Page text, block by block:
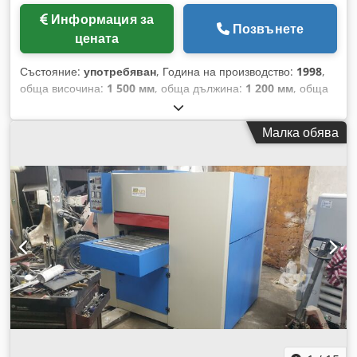
Информация за
цената
Позвънете
Състояние: употребяван, Година на производство: 1998,
обща височина: 1 500 мм, обща дължина: 1 200 мм, обща
, Цвят: Бежов Crsdpfxjzry Ive Ahlsf
Собствено тегло: 750 кг Цена: По запитване - Година на
производство: 1998 - Налична документация: Не - Наличен
84915 - Управление: Конвенционално - Транспортни
размери: 1200 мм x 110 мм x 1500 мм (д x ш x в) -
Транспортно тегло [кг]: 750 кг - Транспортни опаковки
[брой]: 1 Финансова информация ДДС: Посочената цена е
без включен ДДС ДДС/Данък върху добавената стойност:
ДДС, който може да бъде приспаднат за предприемачи
Доставка и приемане на стари машини са възможни по
всяко време за всички продукти от индустриалния сектор
Лукас ван Росум
Малка обява